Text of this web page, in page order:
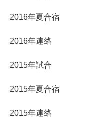
2016年夏合宿
2016年連絡
2015年試合
2015年夏合宿
2015年連絡